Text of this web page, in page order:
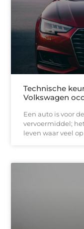
Technische
Volkswagen
Een auto is voor
vervoermiddel;
leven waar veel